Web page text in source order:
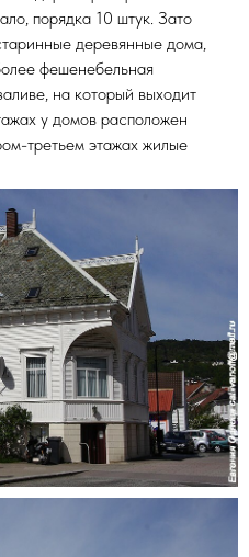
порядка 10 штук. Зато
деревянные дома,
фешенебельная
на который выходит
у домов расположен
третьем этажах жилые